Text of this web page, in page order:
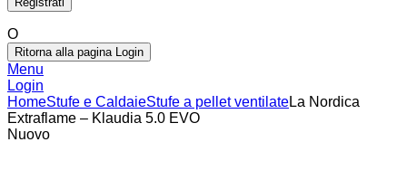
O
Ritorna alla pagina Login
Menu
Login
HomeStufe e CaldaieStufe a pellet ventilateLa Nordica
Extraflame – Klaudia 5.0 EVO
Nuovo